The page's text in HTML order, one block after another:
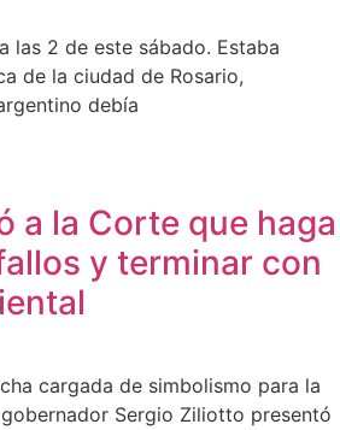
las 2 de este sábado. Estaba
de la ciudad de Rosario,
debía
a la Corte que haga
y terminar con
cargada de simbolismo para la
Sergio Ziliotto presentó